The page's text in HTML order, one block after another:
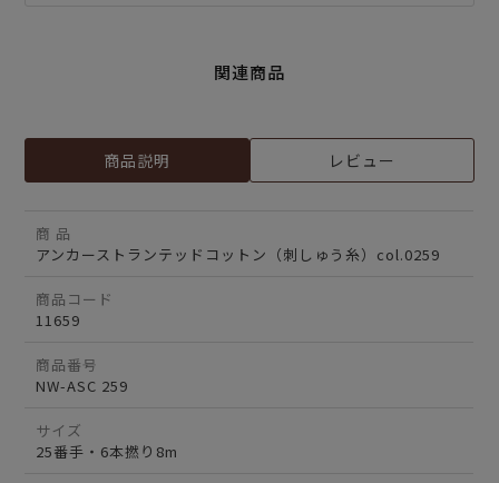
関連商品
商品説明 レビュー
商 品
アンカーストランテッドコットン（刺しゅう糸）col.0259
商品コード
11659
商品番号
NW-ASC 259
サイズ
25番手・6本撚り8m